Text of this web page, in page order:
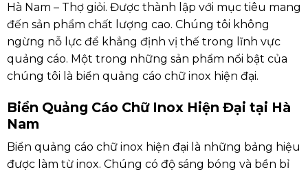
Hà Nam – Thợ giỏi. Được thành lập với mục tiêu mang
đến sản phẩm chất lượng cao. Chúng tôi không
ngừng nỗ lực để khẳng định vị thế trong lĩnh vực
quảng cáo. Một trong những sản phẩm nổi bật của
chúng tôi là biển quảng cáo chữ inox hiện đại.
Biển Quảng Cáo Chữ Inox Hiện Đại tại Hà
Nam
Biển quảng cáo chữ inox hiện đại là những bảng hiệu
được làm từ inox. Chúng có độ sáng bóng và bền bỉ